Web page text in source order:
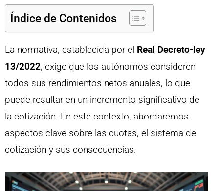
Índice de Contenidos
La normativa, establecida por el Real Decreto-ley
13/2022, exige que los autónomos consideren
todos sus rendimientos netos anuales, lo que
puede resultar en un incremento significativo de
la cotización. En este contexto, abordaremos
aspectos clave sobre las cuotas, el sistema de
cotización y sus consecuencias.